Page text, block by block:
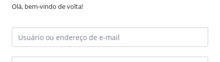
Olá, bem-vindo de volta!